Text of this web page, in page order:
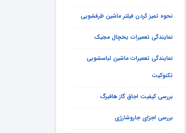
نحوه تمیز کردن فیلتر ماشین ظرفشویی
نمایندگی تعمیرات یخچال مجیک
نمایندگی تعمیرات ماشین لباسشویی
تکنوکیت
بررسی کیفیت اجاق گاز هافبرگ
بررسی اجزای جاروشارژی